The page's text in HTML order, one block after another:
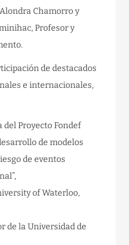
Chamorro y
Profesor y
de destacados
e internacionales,
del Proyecto Fondef
de modelos
de eventos
of Waterloo,
de la Universidad de